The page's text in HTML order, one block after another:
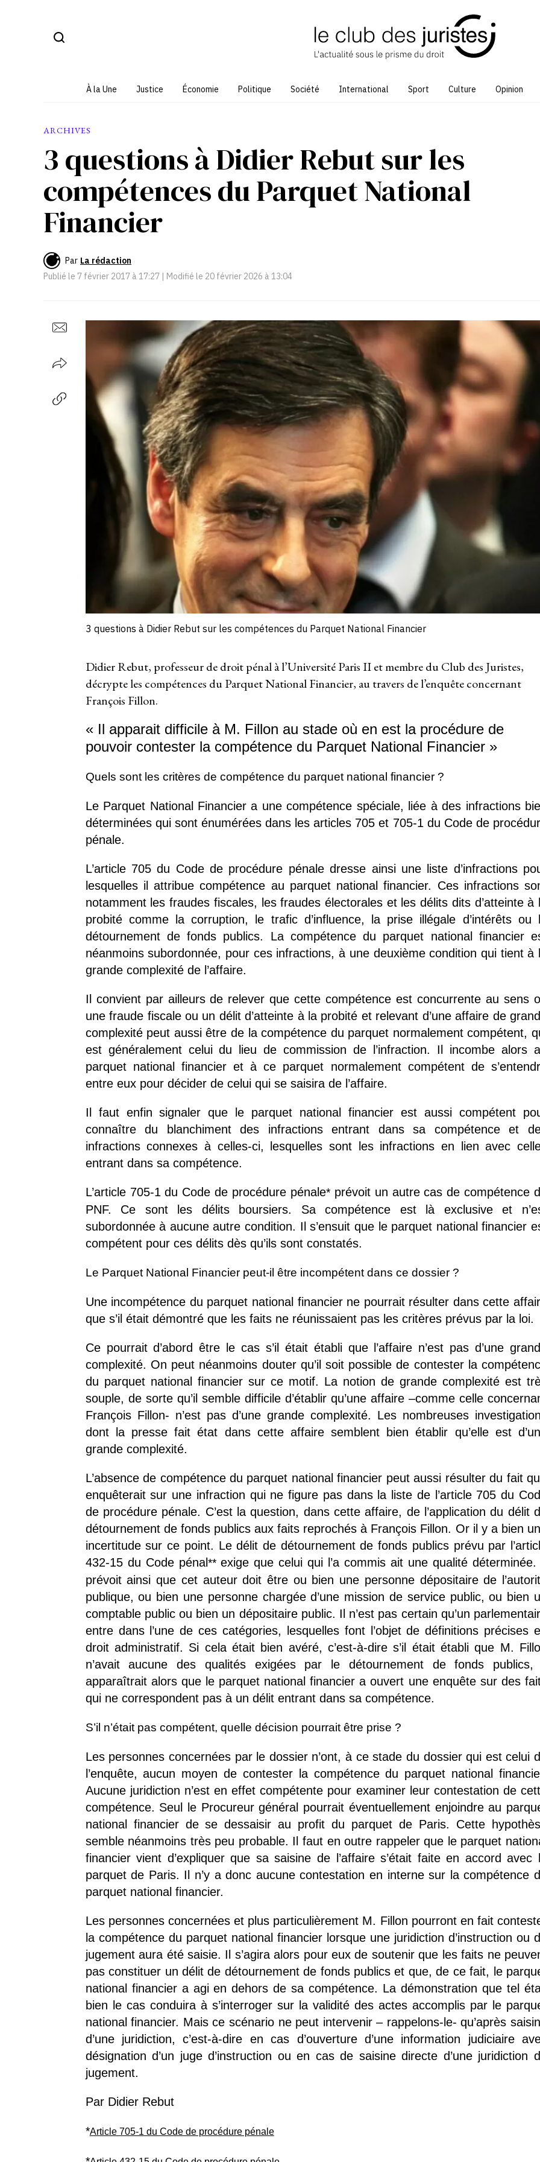
À la Une Justice Économie Politique Société International Sport Culture Opinion
ARCHIVES
3 questions à Didier Rebut sur les
compétences du Parquet National
Financier
Par La rédaction
Publié le 7 février 2017 à 17:27 | Modifié le 20 février 2026 à 13:04
3 questions à Didier Rebut sur les compétences du Parquet National Financier
Didier Rebut, professeur de droit pénal à l’Université Paris II et membre du Club des Juristes,
décrypte les compétences du Parquet National Financier, au travers de l’enquête concernant
François Fillon.
« Il apparait difficile à M. Fillon au stade où en est la procédure de
pouvoir contester la compétence du Parquet National Financier »
Quels sont les critères de compétence du parquet national financier ?
Le Parquet National Financier a une compétence spéciale, liée à des infractions
déterminées qui sont énumérées dans les articles 705 et 705-1 du Code de
pénale.
L’article 705 du Code de procédure pénale dresse ainsi une liste d’infractions
lesquelles il attribue compétence au parquet national financier. Ces infractions
notamment les fraudes fiscales, les fraudes électorales et les délits dits d’atteinte à
probité comme la corruption, le trafic d’influence, la prise illégale d’intérêts ou
détournement de fonds publics. La compétence du parquet national financier
néanmoins subordonnée, pour ces infractions, à une deuxième condition qui tient à
grande complexité de l’affaire.
Il convient par ailleurs de relever que cette compétence est concurrente au sens
une fraude fiscale ou un délit d’atteinte à la probité et relevant d’une affaire de
complexité peut aussi être de la compétence du parquet normalement compétent,
est généralement celui du lieu de commission de l’infraction. Il incombe alors
parquet national financier et à ce parquet normalement compétent de
entre eux pour décider de celui qui se saisira de l’affaire.
Il faut enfin signaler que le parquet national financier est aussi compétent
connaître du blanchiment des infractions entrant dans sa compétence et
infractions connexes à celles-ci, lesquelles sont les infractions en lien avec
entrant dans sa compétence.
L’article 705-1 du Code de procédure pénale*prévoit un autre cas de compétence
PNF. Ce sont les délits boursiers. Sa compétence est là exclusive et
subordonnée à aucune autre condition. Il s’ensuit que le parquet national financier
compétent pour ces délits dès qu’ils sont constatés.
Le Parquet National Financier peut-il être incompétent dans ce dossier ?
Une incompétence du parquet national financier ne pourrait résulter dans cette
que s’il était démontré que les faits ne réunissaient pas les critères prévus par la loi.
Ce pourrait d’abord être le cas s’il était établi que l’affaire n’est pas d’une
complexité. On peut néanmoins douter qu’il soit possible de contester la
du parquet national financier sur ce motif. La notion de grande complexité est
souple, de sorte qu’il semble difficile d’établir qu’une affaire –comme celle
François Fillon- n’est pas d’une grande complexité. Les nombreuses
dont la presse fait état dans cette affaire semblent bien établir qu’elle est
grande complexité.
L’absence de compétence du parquet national financier peut aussi résulter du fait
enquêterait sur une infraction qui ne figure pas dans la liste de l’article 705 du
de procédure pénale. C’est la question, dans cette affaire, de l’application du délit
détournement de fonds publics aux faits reprochés à François Fillon. Or il y a bien
incertitude sur ce point. Le délit de détournement de fonds publics prévu par
432-15 du Code pénal**exige que celui qui l’a commis ait une qualité déterminée.
prévoit ainsi que cet auteur doit être ou bien une personne dépositaire de
publique, ou bien une personne chargée d’une mission de service public, ou bien
comptable public ou bien un dépositaire public. Il n’est pas certain qu’un
entre dans l’une de ces catégories, lesquelles font l’objet de définitions précises
droit administratif. Si cela était bien avéré, c’est-à-dire s’il était établi que M.
n’avait aucune des qualités exigées par le détournement de fonds publics,
apparaîtrait alors que le parquet national financier a ouvert une enquête sur des
qui ne correspondent pas à un délit entrant dans sa compétence.
S’il n’était pas compétent, quelle décision pourrait être prise ?
Les personnes concernées par le dossier n’ont, à ce stade du dossier qui est celui
l’enquête, aucun moyen de contester la compétence du parquet national
Aucune juridiction n’est en effet compétente pour examiner leur contestation de
compétence. Seul le Procureur général pourrait éventuellement enjoindre au
national financier de se dessaisir au profit du parquet de Paris. Cette
semble néanmoins très peu probable. Il faut en outre rappeler que le parquet
financier vient d’expliquer que sa saisine de l’affaire s’était faite en accord avec
parquet de Paris. Il n’y a donc aucune contestation en interne sur la compétence
parquet national financier.
Les personnes concernées et plus particulièrement M. Fillon pourront en fait
la compétence du parquet national financier lorsque une juridiction d’instruction ou
jugement aura été saisie. Il s’agira alors pour eux de soutenir que les faits ne
pas constituer un délit de détournement de fonds publics et que, de ce fait, le
national financier a agi en dehors de sa compétence. La démonstration que tel
bien le cas conduira à s’interroger sur la validité des actes accomplis par le
national financier. Mais ce scénario ne peut intervenir – rappelons-le- qu’après
d’une juridiction, c’est-à-dire en cas d’ouverture d’une information judiciaire
désignation d’un juge d’instruction ou en cas de saisine directe d’une juridiction
jugement.
Par Didier Rebut
*Article 705-1 du Code de procédure pénale